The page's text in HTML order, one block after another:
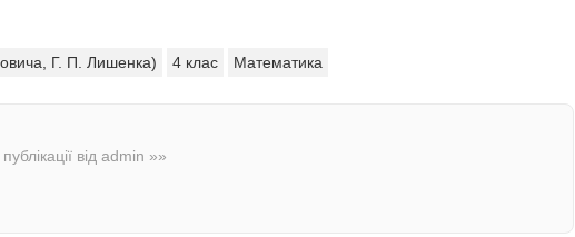
Г. П. Лишенка) 4 клас Математика
від admin »»